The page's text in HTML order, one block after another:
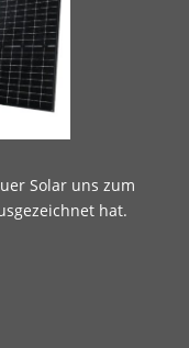
Solar uns zum
hat.